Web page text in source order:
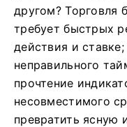
другом? Торговля
требует быстрых
действия и
неправильного
прочтение
несовместимого
превратить